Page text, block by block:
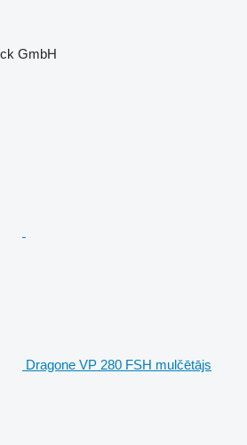
GmbH
Dragone VP 280 FSH mulčētājs